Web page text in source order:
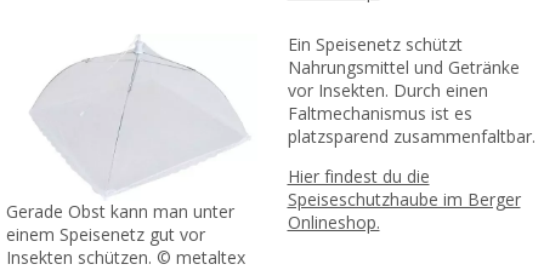
Gerade Obst kann man unter
einem Speisenetz gut vor
Insekten schützen. © metaltex
Ein Speisenetz schützt
Nahrungsmittel und Getränke
vor Insekten. Durch einen
Faltmechanismus ist es
platzsparend zusammenfaltbar.
Hier findest du die
Speiseschutzhaube im Berger
Onlineshop.